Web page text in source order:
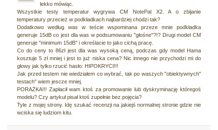
lekko mówiąc.
Wszystkie testy temperatur wygrywa CM NotePal X2. A o zbijanie
temperatury przecież w podkładkach najbardziej chodzi tak?
Dodatkowo według was w teście wspominana przeze mnie podkładka
generuje 15dB co jest dla was w podsumowaniu "głośne"?!? Drugi model CM
generuje "minimum 15dB" i określacie to jako cichą pracę.
Co do ceny to 86zł jest dla was wysoką ceną, podczas gdy model Hama
kosztuje 5 zł mniej i jest to już niska cena? Nic innego nie przychodzi mi do
głowy jak tylko rzucić hasło: HIPOKRYCI!!!
Jak przed testem nie wiedziałem co wybrać, tak po waszych "obiektywnych"
testach" wiem jescze mniej.
PORAŻKA!!! Zapłacił wam ktoś za promowanie lub dyskryminację któregoś
modelu? Czy artykuł pisał ktoś zupełnie bez pojęcia?
Tyle z mojej strony. Idę szukać recenzji na jakiejś normalnej stronie gdzie nie
wciska się ludziom kitu.